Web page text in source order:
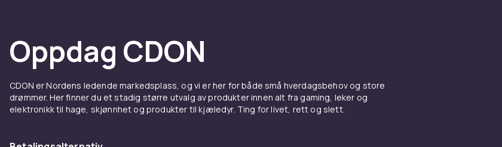
Oppdag CDON
CDON er Nordens ledende markedsplass, og vi er her for både små hverdagsbehov og store
drømmer. Her finner du et stadig større utvalg av produkter innen alt fra gaming, leker og
elektronikk til hage, skjønnhet og produkter til kjæledyr. Ting for livet, rett og slett.